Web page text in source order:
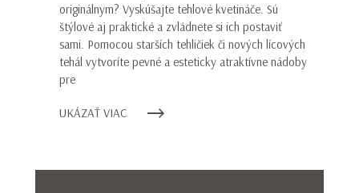
originálnym? Vyskúšajte tehlové kvetináče. Sú
štýlové aj praktické a zvládnete si ich postaviť
sami. Pomocou starších tehličiek či nových lícových
tehál vytvoríte pevné a esteticky atraktívne nádoby
pre
UKÁZAŤ VIAC